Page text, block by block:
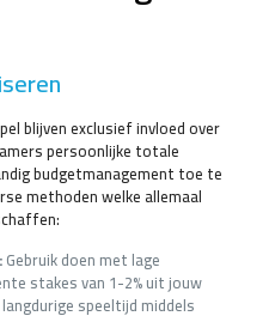
blijven exclusief invloed over
persoonlijke totale
budgetmanagement toe te
methoden welke allemaal
Gebruik doen met lage
stakes van 1-2% uit jouw
speeltijd middels